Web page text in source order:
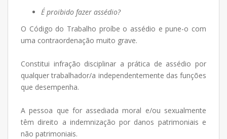
É proibido fazer assédio?
O Código do Trabalho proíbe o assédio e pune-o com
uma contraordenação muito grave.
Constitui infração disciplinar a prática de assédio por
qualquer trabalhador/a independentemente das funções
que desempenha.
A pessoa que for assediada moral e/ou sexualmente
têm direito a indemnização por danos patrimoniais e
não patrimoniais.